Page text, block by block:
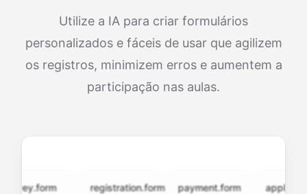
Utilize a IA para criar formulários
personalizados e fáceis de usar que agilizem
os registros, minimizem erros e aumentem a
participação nas aulas.
registration.form payment.form